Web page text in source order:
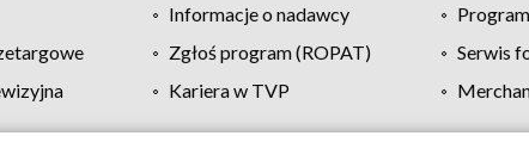
Informacje o nadawcy
Zgłoś program (ROPAT)
Serwis
Kariera w TVP